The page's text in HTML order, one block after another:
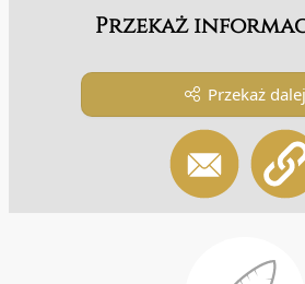
Przekaż
Przekaż dalej